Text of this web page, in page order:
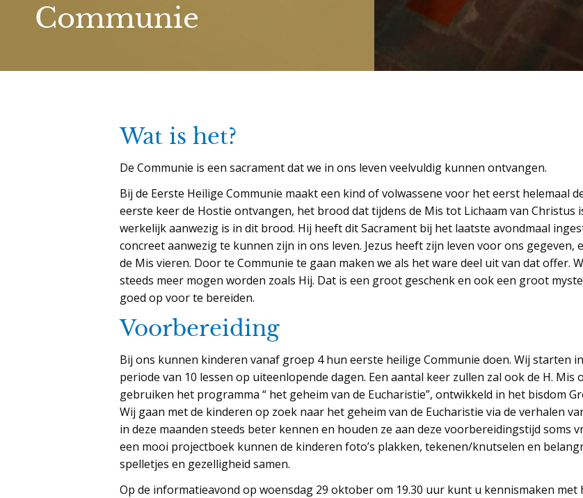
Communie
Wat is het?
De Communie is een sacrament dat we in ons leven veelvuldig kunnen ontvangen.
Bij de Eerste Heilige Communie maakt een kind of volwassene voor het eerst helemaal
eerste keer de Hostie ontvangen, het brood dat tijdens de Mis tot Lichaam van Christus
werkelijk aanwezig is in dit brood. Hij heeft dit Sacrament bij het laatste avondmaal
concreet aanwezig te kunnen zijn in ons leven. Jezus heeft zijn leven voor ons
de Mis vieren. Door te Communie te gaan maken we als het ware deel uit van dat offer.
steeds meer mogen worden zoals Hij. Dat is een groot geschenk en ook een groot
goed op voor te bereiden.
Voorbereiding
Bij ons kunnen kinderen vanaf groep 4 hun eerste heilige Communie doen. Wij starten
periode van 10 lessen op uiteenlopende dagen. Een aantal keer zullen zal ook de H.
gebruiken het programma “ het geheim van de Eucharistie”, ontwikkeld in het bisdom
Wij gaan met de kinderen op zoek naar het geheim van de Eucharistie via de verhalen
in deze maanden steeds beter kennen en houden ze aan deze voorbereidingstijd soms
een mooi projectboek kunnen de kinderen foto’s plakken, tekenen/knutselen en
spelletjes en gezelligheid samen.
Op de informatieavond op woensdag 29 oktober om 19.30 uur kunt u kennismaken met